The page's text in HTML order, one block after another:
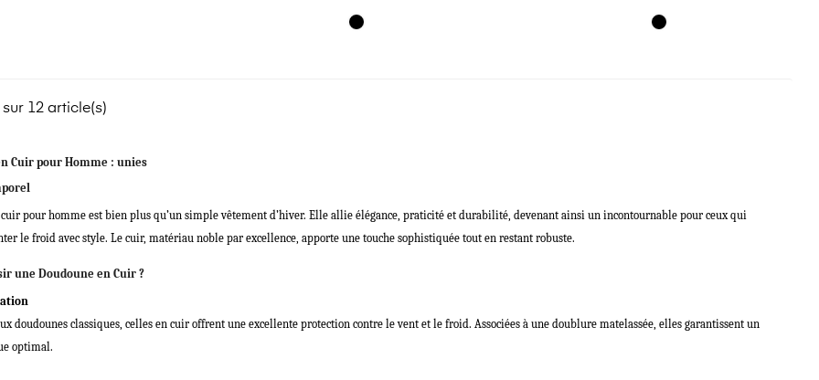
12 article(s)
Cuir pour Homme : unies
pour homme est bien plus qu’un simple vêtement d’hiver. Elle allie élégance, praticité et durabilité, devenant ainsi un incontournable pour ceux qui
le froid avec style. Le cuir, matériau noble par excellence, apporte une touche sophistiquée tout en restant robuste.
une Doudoune en Cuir ?
doudounes classiques, celles en cuir offrent une excellente protection contre le vent et le froid. Associées à une doublure matelassée, elles garantissent un
optimal.